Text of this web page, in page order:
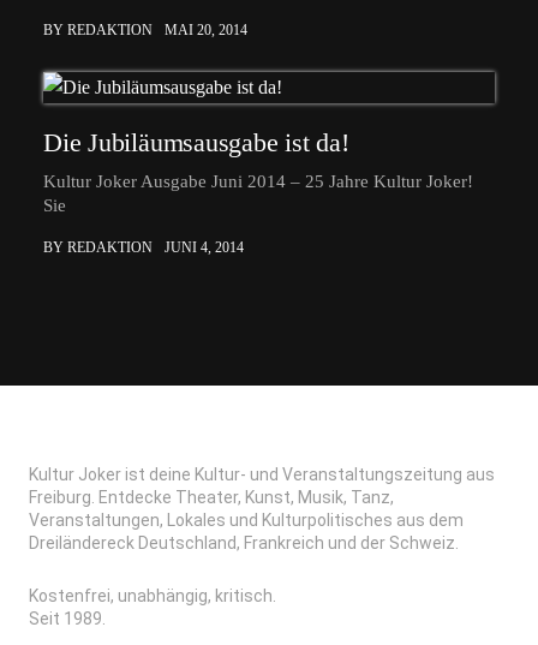
BY REDAKTION MAI 20, 2014
Die Jubiläumsausgabe ist da!
Kultur Joker Ausgabe Juni 2014 – 25 Jahre Kultur Joker!
Sie
BY REDAKTION JUNI 4, 2014
Kultur Joker ist deine Kultur- und Veranstaltungszeitung aus
Freiburg. Entdecke Theater, Kunst, Musik, Tanz,
Veranstaltungen, Lokales und Kulturpolitisches aus dem
Dreiländereck Deutschland, Frankreich und der Schweiz.
Kostenfrei, unabhängig, kritisch.
Seit 1989.